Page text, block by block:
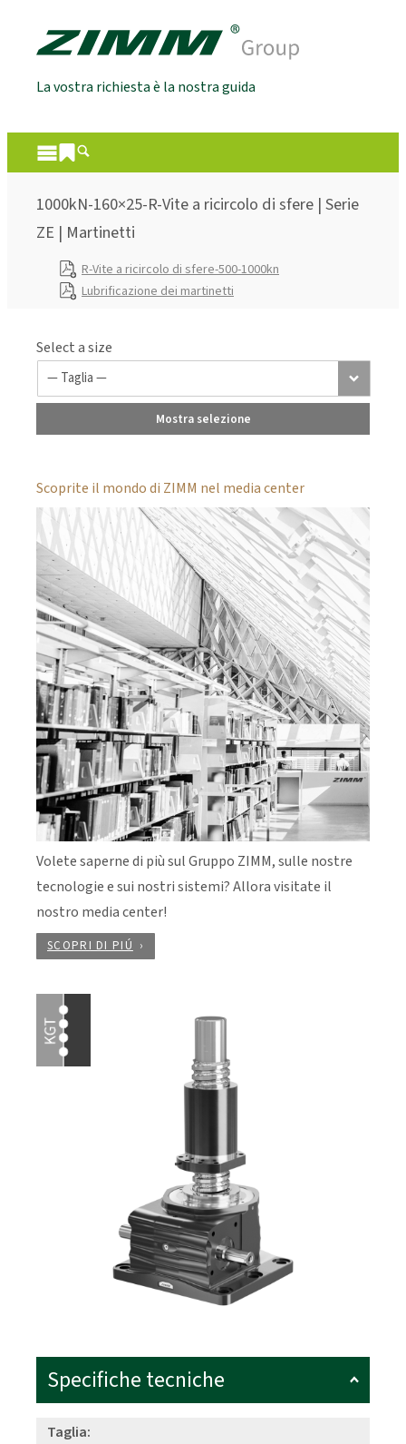
La vostra richiesta è la nostra guida
1000kN-160×25-R-Vite a ricircolo di sfere | Serie
ZE | Martinetti
R-Vite a ricircolo di sfere-500-1000kn
Lubrificazione dei martinetti
Select a size
Mostra selezione
Scoprite il mondo di ZIMM nel media center
Volete saperne di più sul Gruppo ZIMM, sulle nostre
tecnologie e sui nostri sistemi? Allora visitate il
nostro media center!
SCOPRI DI PIÚ
Specifiche tecniche
Taglia: